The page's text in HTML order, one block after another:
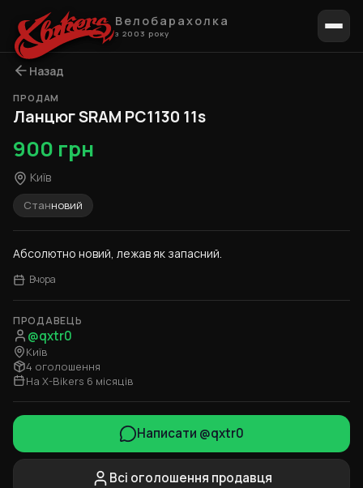
Велобарахолка
з 2003 року
Назад
ПРОДАМ
Ланцюг SRAM PC1130 11s
900 грн
Київ
Станновий
Абсолютно новий, лежав як запасний.
Вчора
ПРОДАВЕЦЬ
@qxtr0
Київ
4 оголошення
На X-Bikers 6 місяців
Написати @qxtr0
Всі оголошення продавця